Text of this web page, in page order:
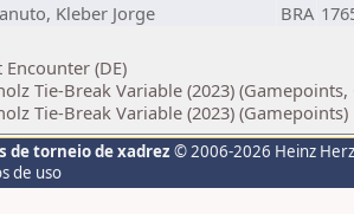
Kleber Jorge BRA
(DE)
Tie-Break Variable (2023) (Gamepoints,
Tie-Break Variable (2023) (Gamepoints)
de torneio de xadrez © 2006-2026 Heinz
de uso